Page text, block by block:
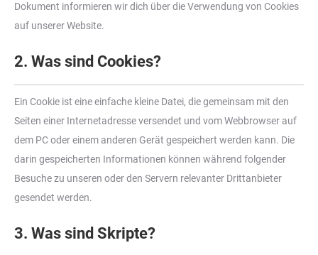
Dokument informieren wir dich über die Verwendung von Cookies
auf unserer Website.
2. Was sind Cookies?
Ein Cookie ist eine einfache kleine Datei, die gemeinsam mit den
Seiten einer Internetadresse versendet und vom Webbrowser auf
dem PC oder einem anderen Gerät gespeichert werden kann. Die
darin gespeicherten Informationen können während folgender
Besuche zu unseren oder den Servern relevanter Drittanbieter
gesendet werden.
3. Was sind Skripte?